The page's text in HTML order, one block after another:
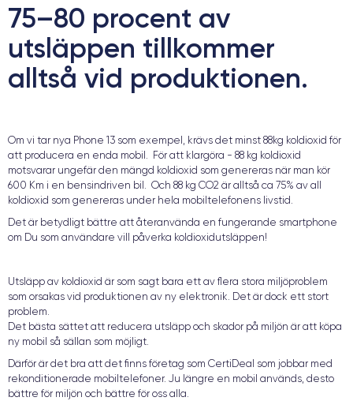
75–80 procent av
utsläppen tillkommer
alltså vid produktionen.
Om vi tar nya Phone 13 som exempel, krävs det minst 88kg koldioxid för
att producera en enda mobil. För att klargöra - 88 kg koldioxid
motsvarar ungefär den mängd koldioxid som genereras när man kör
600 Km i en bensindriven bil. Och 88 kg CO2 är alltså ca 75% av all
koldioxid som genereras under hela mobiltelefonens livstid.
Det är betydligt bättre att återanvända en fungerande smartphone
om Du som användare vill påverka koldioxidutsläppen!
Utsläpp av koldioxid är som sagt bara ett av flera stora miljöproblem
som orsakas vid produktionen av ny elektronik. Det är dock ett stort
problem.
Det bästa sättet att reducera utsläpp och skador på miljön är att köpa
ny mobil så sällan som möjligt.
Därför är det bra att det finns företag som CertiDeal som jobbar med
rekonditionerade mobiltelefoner. Ju längre en mobil används, desto
bättre för miljön och bättre för oss alla.